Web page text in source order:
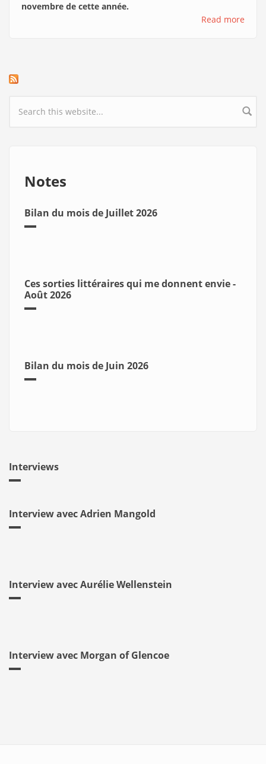
novembre de cette année.
Read more
Search form
Notes
Bilan du mois de Juillet 2026
Ces sorties littéraires qui me donnent envie -
Août 2026
Bilan du mois de Juin 2026
Interviews
Interview avec Adrien Mangold
Interview avec Aurélie Wellenstein
Interview avec Morgan of Glencoe